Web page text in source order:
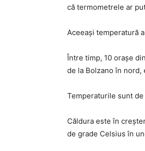
că termometrele ar
Aceeași temperatură
Între timp, 10 orașe
de la Bolzano în nord,
Temperaturile sunt
Căldura este în
de grade Celsius în